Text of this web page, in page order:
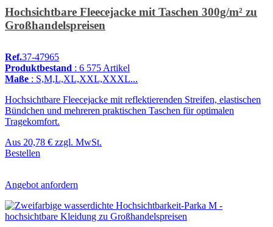
Hochsichtbare Fleecejacke mit Taschen 300g/m² zu
Großhandelspreisen
Ref.37-47965
Produktbestand : 6 575 Artikel
Maße : S,M,L,XL,XXL,XXXL...
Hochsichtbare Fleecejacke mit reflektierenden Streifen, elastischen
Bündchen und mehreren praktischen Taschen für optimalen
Tragekomfort.
Aus 20,78 € zzgl. MwSt.
Bestellen
Angebot anfordern